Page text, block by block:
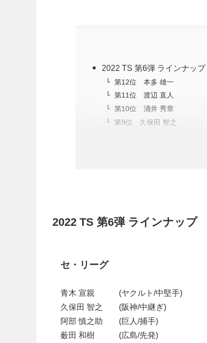
2022 TS 第6弾 ラインナップ
第12位 本多 雄一
第11位 渡辺 直人
第10位 涌井 秀章
第9位 久保田 智之
2022 TS 第6弾 ラインナップ
セ・リーグ
青木 宣親 (ヤクルト/中堅手)
久保田 智之 (阪神/中継ぎ)
阿部 慎之助 (巨人/捕手)
薮田 和樹 (広島/先発)